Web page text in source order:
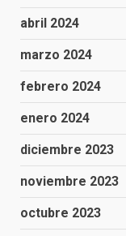
abril 2024
marzo 2024
febrero 2024
enero 2024
diciembre 2023
noviembre 2023
octubre 2023